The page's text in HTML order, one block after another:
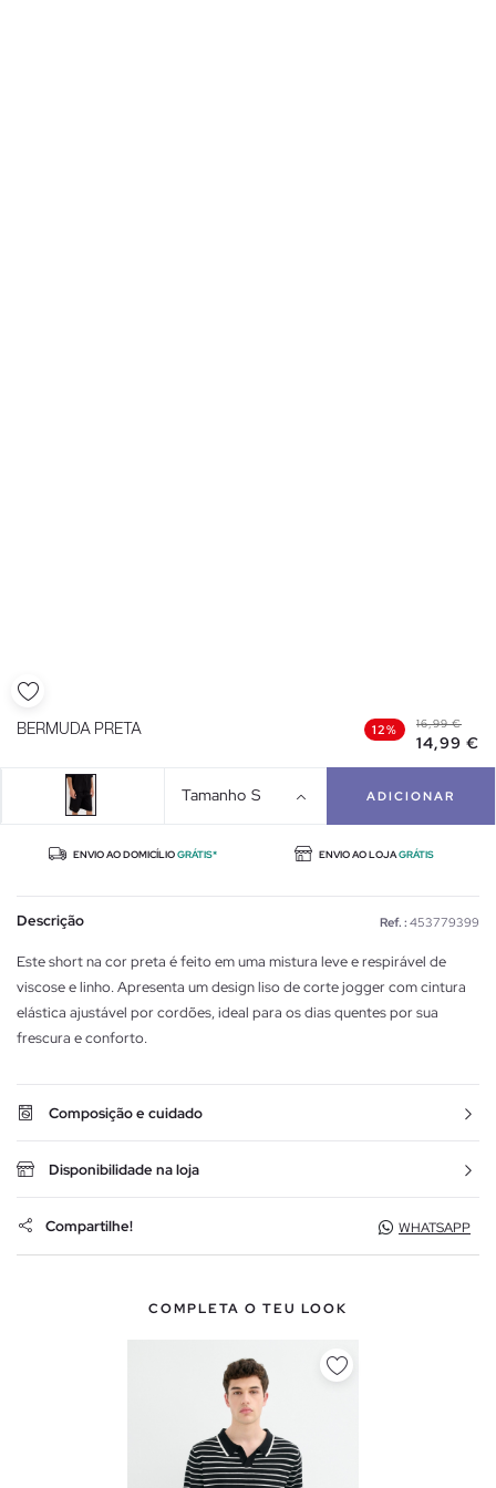
BERMUDA PRETA 12% 16,99 €
14,99 €
Tamanho S ADICIONAR
ENVIO AO DOMICÍLIOGRÁTIS* ENVIO AO LOJAGRÁTIS
Descrição Ref. : 453779399
Este short na cor preta é feito em uma mistura leve e respirável de
viscose e linho. Apresenta um design liso de corte jogger com cintura
elástica ajustável por cordões, ideal para os dias quentes por sua
frescura e conforto.
Composição e cuidado
Disponibilidade na loja
Compartilhe! WHATSAPP
COMPLETA O TEU LOOK